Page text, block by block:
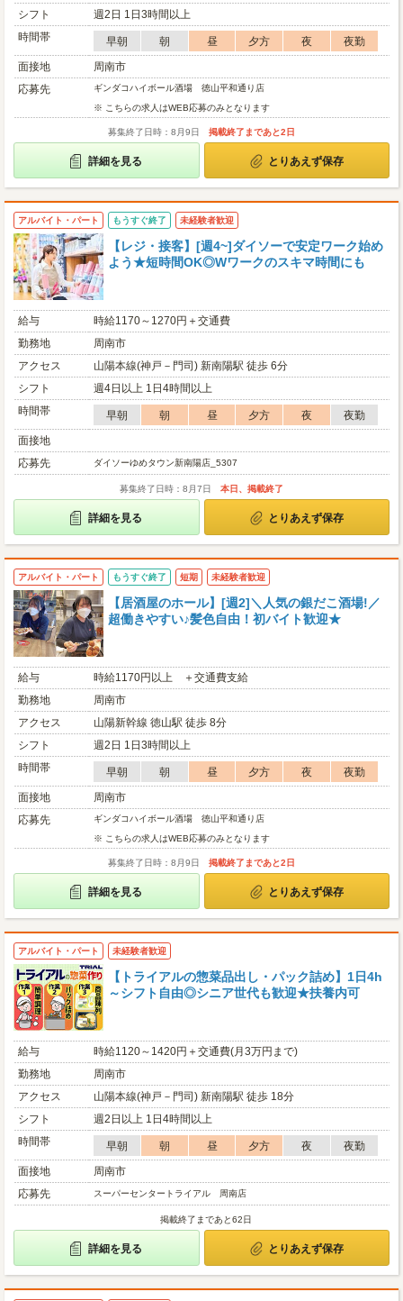
シフト
週2日 1日3時間以上
時間帯
早朝 朝 昼 夕方 夜
夜勤
面接地
周南市
応募先
ギンダコハイボール酒場 徳山平和通り店
※ こちらの求人はWEB応募のみとなります
募集終了日時：8月9日 掲載終了まであと2日
詳細を見る とりあえず保存
アルバイト・パート もうすぐ終了 未経験者歓迎
【レジ・接客】[週4~]ダイソーで安定ワーク始め
よう★短時間OK◎Wワークのスキマ時間にも
給与
時給1170～1270円＋交通費
勤務地
周南市
アクセス
山陽本線(神戸－門司) 新南陽駅 徒歩 6分
シフト
週4日以上 1日4時間以上
時間帯
早朝 朝 昼 夕方 夜
夜勤
面接地
応募先
ダイソーゆめタウン新南陽店_5307
募集終了日時：8月7日 本日、掲載終了
詳細を見る とりあえず保存
アルバイト・パート もうすぐ終了 短期 未経験者歓迎
【居酒屋のホール】[週2]＼人気の銀だこ酒場!／
超働きやすい♪髪色自由！初バイト歓迎★
給与
時給1170円以上 ＋交通費支給
勤務地
周南市
アクセス
山陽新幹線 徳山駅 徒歩 8分
シフト
週2日 1日3時間以上
時間帯
早朝 朝 昼 夕方 夜
夜勤
面接地
周南市
応募先
ギンダコハイボール酒場 徳山平和通り店
※ こちらの求人はWEB応募のみとなります
募集終了日時：8月9日 掲載終了まであと2日
詳細を見る とりあえず保存
アルバイト・パート 未経験者歓迎
【トライアルの惣菜品出し・パック詰め】1日4h
～シフト自由◎シニア世代も歓迎★扶養内可
給与
時給1120～1420円＋交通費(月3万円まで)
勤務地
周南市
アクセス
山陽本線(神戸－門司) 新南陽駅 徒歩 18分
シフト
週2日以上 1日4時間以上
時間帯
早朝 朝 昼 夕方 夜
夜勤
面接地
周南市
応募先
スーパーセンタートライアル 周南店
掲載終了まであと62日
詳細を見る とりあえず保存